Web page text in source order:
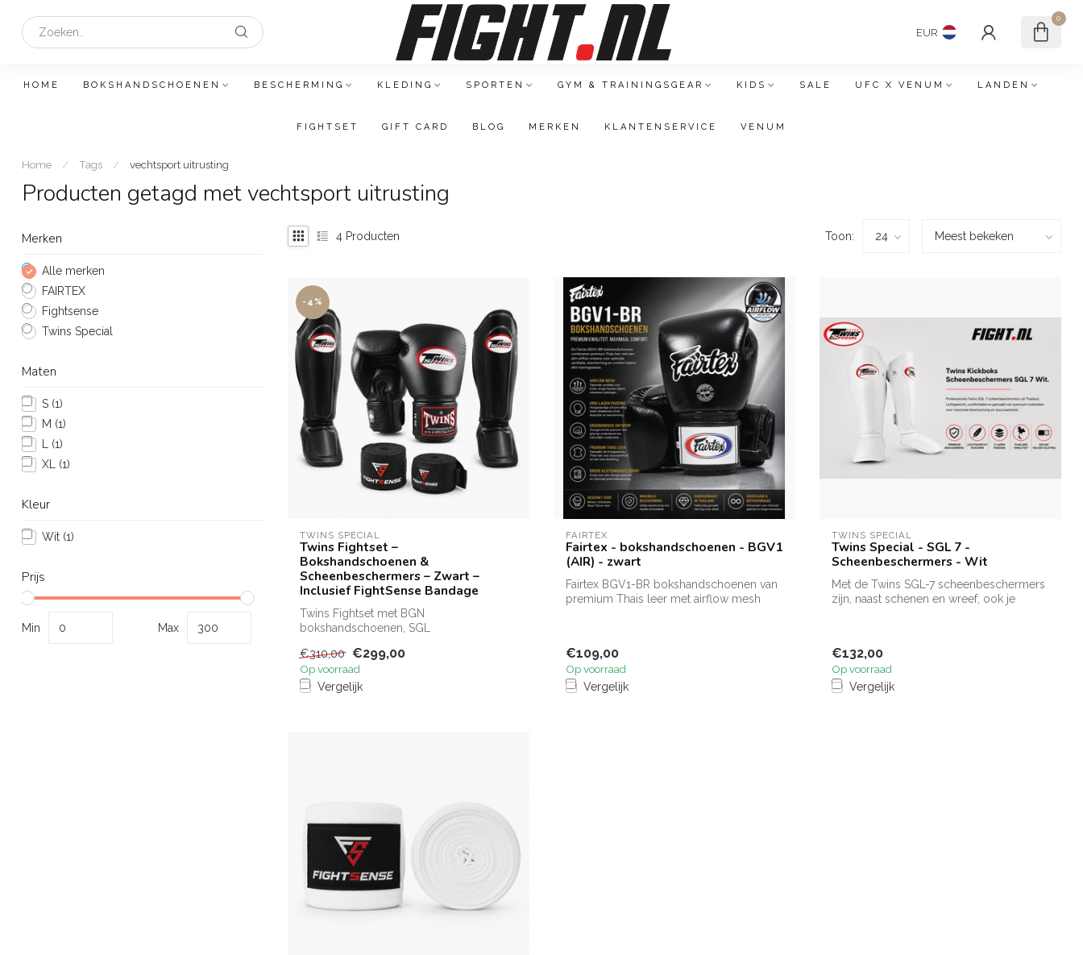
EUR
0
HOME BOKSHANDSCHOENEN BESCHERMING KLEDING SPORTEN GYM & TRAININGSGEAR KIDS SALE UFC X VENUM LANDEN
FIGHTSET GIFT CARD BLOG MERKEN KLANTENSERVICE VENUM
Home / Tags / vechtsport uitrusting
Producten getagd met vechtsport uitrusting
Merken
Alle merken
FAIRTEX
Fightsense
Twins Special
Maten
S (1)
M (1)
(1)
XL (1)
Kleur
Wit (1)
Prijs
Min Max
4 Producten Toon:
-4%
TWINS SPECIAL
Twins Fightset –
Bokshandschoenen &
Scheenbeschermers – Zwart –
Inclusief FightSense Bandage
Twins Fightset met BGN
bokshandschoenen, SGL
€310,00 €299,00
Op voorraad
Vergelijk
FAIRTEX
Fairtex - bokshandschoenen - BGV1
(AIR) - zwart
Fairtex BGV1-BR bokshandschoenen van
premium Thais leer met airflow mesh
€109,00
Op voorraad
Vergelijk
TWINS SPECIAL
Twins Special - SGL 7 -
Scheenbeschermers - Wit
Met de Twins SGL-7 scheenbeschermers
zijn, naast schenen en wreef, ook je
€132,00
Op voorraad
Vergelijk